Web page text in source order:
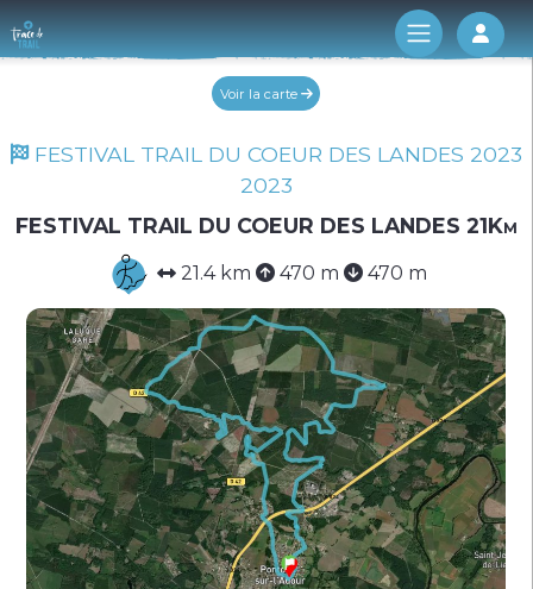
Log
Voir la carte
FESTIVAL TRAIL DU COEUR DES LANDES 2023
2023
FESTIVAL TRAIL DU COEUR DES LANDES 21Km
21.4 km 470 m 470 m